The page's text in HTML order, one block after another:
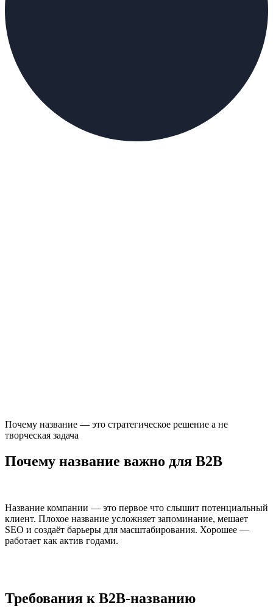
Почему название — это стратегическое решение а не
творческая задача
Почему название важно для B2B
Название компании — это первое что слышит потенциальный
клиент. Плохое название усложняет запоминание, мешает
SEO и создаёт барьеры для масштабирования. Хорошее —
работает как актив годами.
Требования к B2B-названию